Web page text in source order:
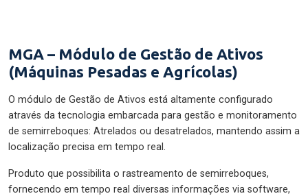
MGA – Módulo de Gestão de Ativos
(Máquinas Pesadas e Agrícolas)
O módulo de Gestão de Ativos está altamente configurado
através da tecnologia embarcada para gestão e monitoramento
de semirreboques: Atrelados ou desatrelados, mantendo assim a
localização precisa em tempo real.
Produto que possibilita o rastreamento de semirreboques,
fornecendo em tempo real diversas informações via software,